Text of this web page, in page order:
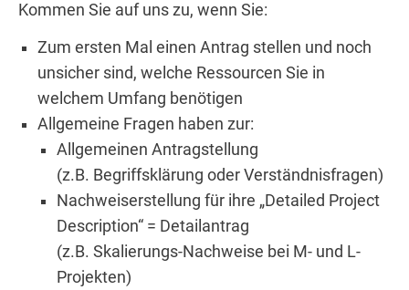
Kommen Sie auf uns zu, wenn Sie:
Zum ersten Mal einen Antrag stellen und noch
unsicher sind, welche Ressourcen Sie in
welchem Umfang benötigen
Allgemeine Fragen haben zur:
Allgemeinen Antragstellung
(z.B. Begriffsklärung oder Verständnisfragen)
Nachweiserstellung für ihre „Detailed Project
Description“ = Detailantrag
(z.B. Skalierungs-Nachweise bei M- und L-
Projekten)